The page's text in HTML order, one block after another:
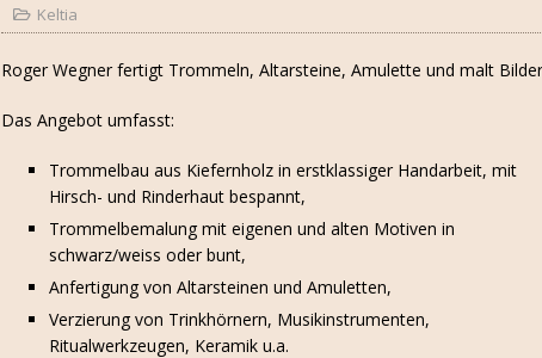
Keltia
Roger Wegner fertigt Trommeln, Altarsteine, Amulette und malt
Das Angebot umfasst:
Trommelbau aus Kiefernholz in erstklassiger Handarbeit, mit
Hirsch- und Rinderhaut bespannt,
Trommelbemalung mit eigenen und alten Motiven in
schwarz/weiss oder bunt,
Anfertigung von Altarsteinen und Amuletten,
Verzierung von Trinkhörnern, Musikinstrumenten,
Ritualwerkzeugen, Keramik u.a.